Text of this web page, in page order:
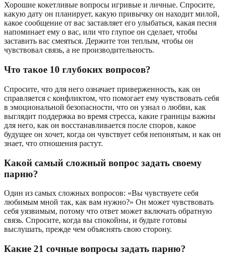
Хорошие кокетливые вопросы игривые и личные. Спросите,
какую дату он планирует, какую привычку он находит милой,
какое сообщение от вас заставляет его улыбаться, какая песня
напоминает ему о вас, или что глупое он сделает, чтобы
заставить вас смеяться. Держите тон теплым, чтобы он
чувствовал связь, а не производительность.
Что такое 10 глубоких вопросов?
Спросите, что для него означает приверженность, как он
справляется с конфликтом, что помогает ему чувствовать себя
в эмоциональной безопасности, что он узнал о любви, как
выглядит поддержка во время стресса, какие границы важны
для него, как он восстанавливается после споров, какое
будущее он хочет, когда он чувствует себя непонятым, и как он
знает, что отношения растут.
Какой самый сложный вопрос задать своему
парню?
Один из самых сложных вопросов: «Вы чувствуете себя
любимым мной так, как вам нужно?» Он может чувствовать
себя уязвимым, потому что ответ может включать обратную
связь. Спросите, когда вы спокойны, и будьте готовы
выслушать, прежде чем объяснять свою сторону.
Какие 21 сочные вопросы задать парню?